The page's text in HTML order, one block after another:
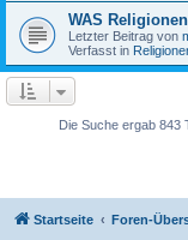
WAS
Letzter Beitrag von
Verfasst in
Die Suche ergab 843
Startseite Foren-